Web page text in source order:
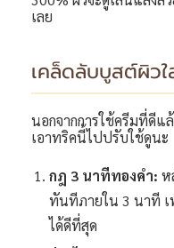
เลย
เคล็ดลับบูสต์ผิว
นอกจากการใช้ครีมที่ดีแ
เอาทริคนี้ไปปรับใช้ดูนะ
กฎ 3 นาทีทองคำ: ห
ทันทีภายใน 3 นาที เ
ได้ดีที่สุด